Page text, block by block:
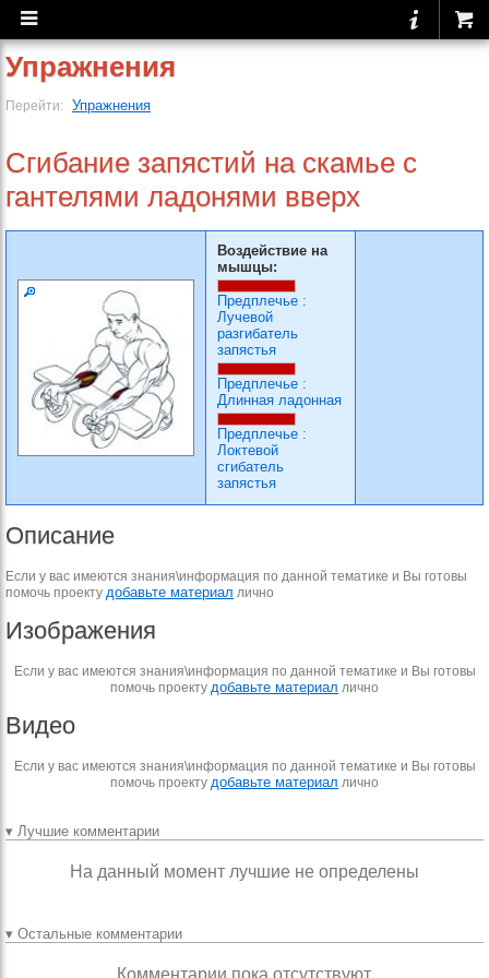
Упражнения
Перейти: Упражнения
Сгибание запястий на скамье с
гантелями ладонями вверх
Воздействие на
мышцы:
Предплечье :
Лучевой
разгибатель
запястья
Предплечье :
Длинная ладонная
Предплечье :
Локтевой
сгибатель
запястья
Описание
Если у вас имеются знания\информация по данной тематике и Вы готовы
помочь проекту добавьте материал лично
Изображения
Если у вас имеются знания\информация по данной тематике и Вы готовы
помочь проекту добавьте материал лично
Видео
Если у вас имеются знания\информация по данной тематике и Вы готовы
помочь проекту добавьте материал лично
▾ Лучшие комментарии
На данный момент лучшие не определены
▾ Остальные комментарии
Комментарии пока отсутствуют.